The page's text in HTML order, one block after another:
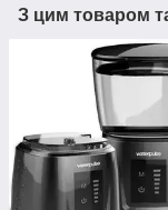
З цим товаром